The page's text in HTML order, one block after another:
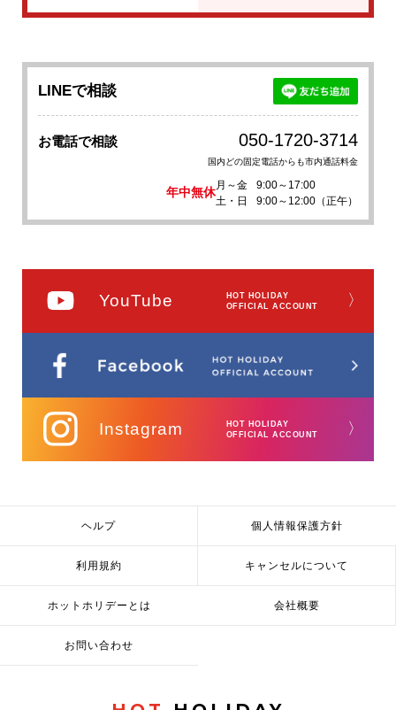
LINEで相談
お電話で相談 050-1720-3714
国内どの固定電話からも市内通話料金
年中無休
月～金
9:00～17:00
土・日
9:00～12:00（正午）
YouTube
HOT HOLIDAY
OFFICIAL ACCOUNT
〉
Instagram
HOT HOLIDAY
OFFICIAL ACCOUNT
〉
ヘルプ 個人情報保護方針
利用規約 キャンセルについて
ホットホリデーとは 会社概要
お問い合わせ